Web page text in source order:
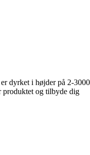
dyrket i højder på 2-3000
produktet og tilbyde dig